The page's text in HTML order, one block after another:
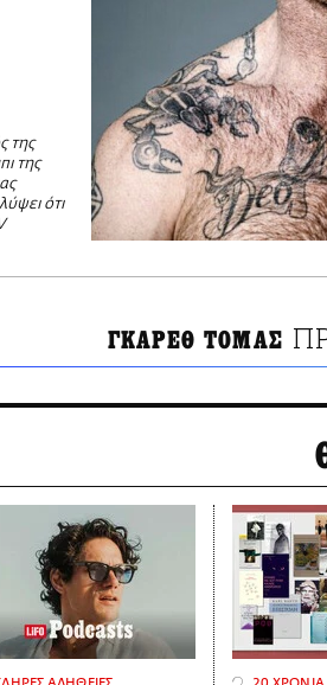
της
της
ότι
ΓΚΑΡΕΘ ΤΟΜΑΣ